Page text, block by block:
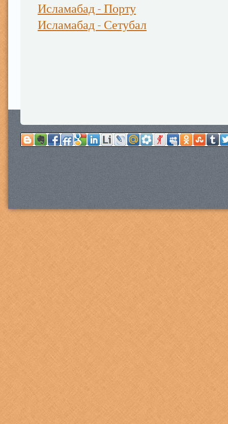
Исламабад - Порту
Исламабад - Сетубал